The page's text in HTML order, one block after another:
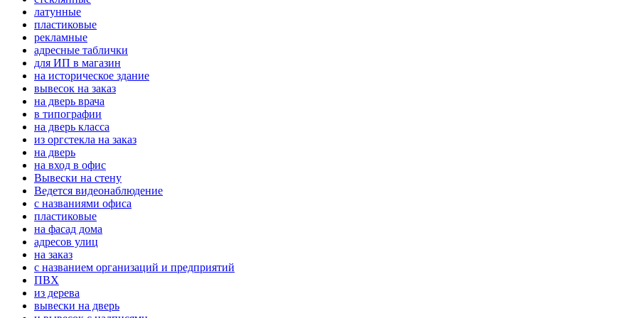
латунные
пластиковые
рекламные
адресные таблички
для ИП в магазин
на историческое здание
вывесок на заказ
на дверь врача
в типографии
на дверь класса
из оргстекла на заказ
на дверь
на вход в офис
Вывески на стену
Ведется видеонаблюдение
с названиями офиса
пластиковые
на фасад дома
адресов улиц
на заказ
с названием организаций и предприятий
ПВХ
из дерева
вывески на дверь